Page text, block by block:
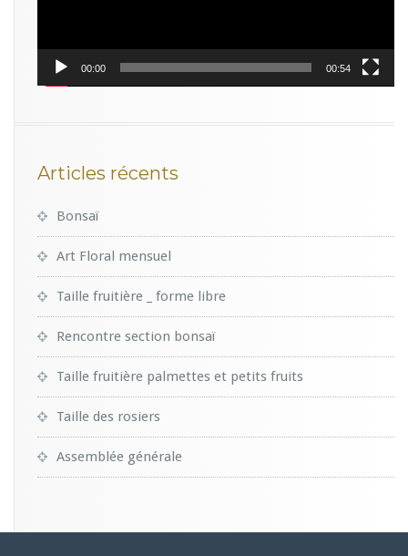
00:00 00:54
Articles récents
Bonsaï
Art Floral mensuel
Taille fruitière _ forme libre
Rencontre section bonsaï
Taille fruitière palmettes et petits fruits
Taille des rosiers
Assemblée générale